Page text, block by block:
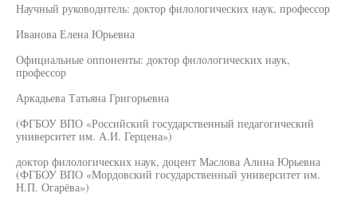
Научный руководитель: доктор филологических наук, профессор
Иванова Елена Юрьевна
Официальные оппоненты: доктор филологических наук,
профессор
Аркадьева Татьяна Григорьевна
(ФГБОУ ВПО «Российский государственный педагогический
университет им. А.И. Герцена»)
доктор филологических наук, доцент Маслова Алина Юрьевна
(ФГБОУ ВПО «Мордовский государственный университет им.
Н.П. Огарёва»)